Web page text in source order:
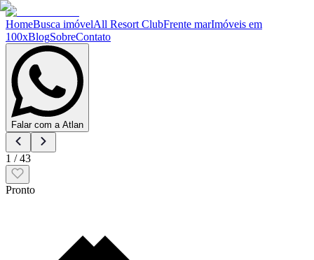
HomeBusca imóvelAll Resort ClubFrente marImóveis em
100xBlogSobreContato
Falar com a Atlan
1 /43
Pronto